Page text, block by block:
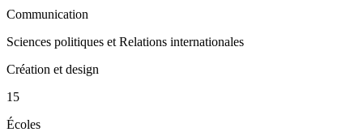
Communication
Sciences politiques et Relations internationales
Création et design
15
Écoles